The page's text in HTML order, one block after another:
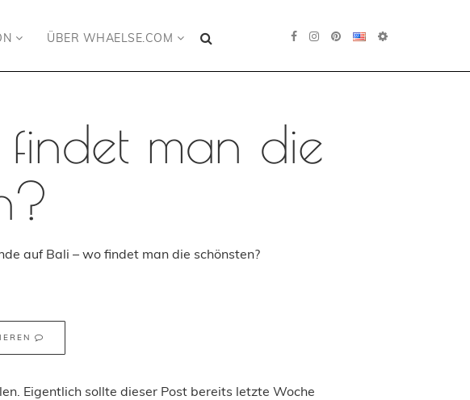
ÜBER WHAELSE.COM
man die
auf Bali – wo findet man die schönsten?
Eigentlich sollte dieser Post bereits letzte Woche